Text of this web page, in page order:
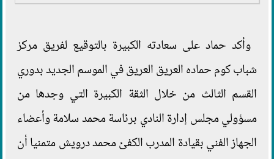
وأكد حماد على سعادته الكبيرة بالتوقيع لفريق مركز
شباب كوم حماده العريق العريق في الموسم الجديد بدوري
القسم الثالث من خلال الثقة الكبيرة التي وجدها من
مسؤولي مجلس إدارة النادي برئاسة محمد سلامة وأعضاء
الجهاز الفني بقيادة المدرب الكفئ محمد درويش متمنيا أن